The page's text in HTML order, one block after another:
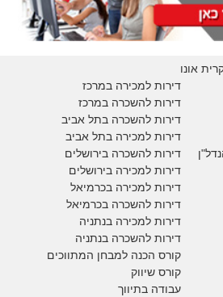
אונו
דירות למכירה במרכז
דירות להשכרה במרכז
דירות להשכרה בתל אביב
דירות למכירה בתל אביב
דירות להשכרה בירושלים
דירות למכירה בירושלים
דירות למכירה בכרמיאל
דירות להשכרה בכרמיאל
דירות למכירה בנתניה
דירות להשכרה בנתניה
קורס הכנה למבחן המתווכים
קורס שיווק
עבודה בתיווך